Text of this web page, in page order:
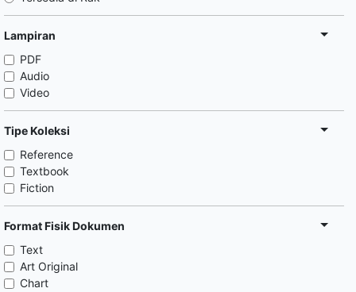
Lampiran
PDF
Audio
Video
Tipe Koleksi
Reference
Textbook
Fiction
Format Fisik Dokumen
Text
Art Original
Chart